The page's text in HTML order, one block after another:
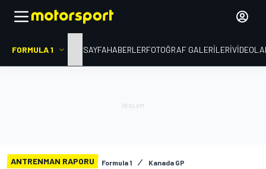
FORMULA 1 ANA SAYFAHABERLERFOTOĞRAF GALERILERI
ANTRENMAN RAPORU Formula 1 Kanada GP